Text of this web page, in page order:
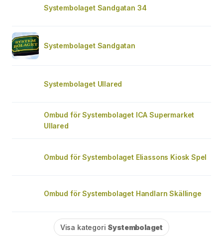
Systembolaget Sandgatan 34
Systembolaget Sandgatan
Systembolaget Ullared
Ombud för Systembolaget ICA Supermarket
Ullared
Ombud för Systembolaget Eliassons Kiosk Spel
Ombud för Systembolaget Handlarn Skällinge
Visa kategori Systembolaget